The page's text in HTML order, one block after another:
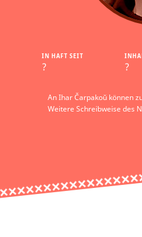
IN HAFT SEIT
? ?
An Ihar Čarpakoŭ können
Weitere Schreibweise des